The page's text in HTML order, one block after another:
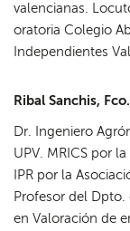
valencianas.
oratoria Colegio
Independientes
Ribal Sanchis,
Dr. Ingeniero
UPV. MRICS por
IPR por la
Profesor del Dpto.
en Valoración de